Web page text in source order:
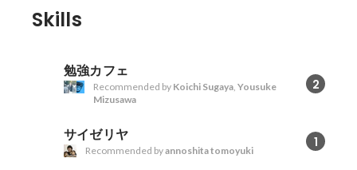
Skills
勉強カフェ
2
Recommended by Koichi Sugaya, Yousuke
Mizusawa
サイゼリヤ 1
Recommended byannoshita tomoyuki